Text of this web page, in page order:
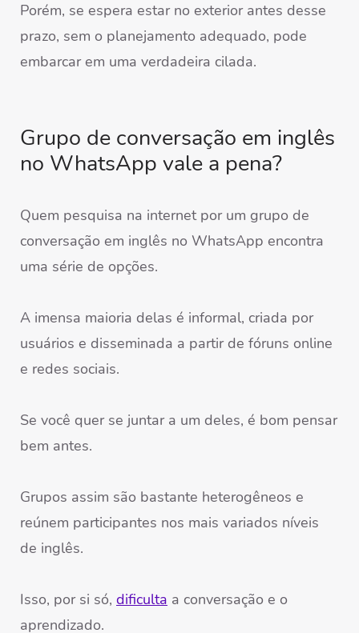
Porém, se espera estar no exterior antes desse
prazo, sem o planejamento adequado, pode
embarcar em uma verdadeira cilada.
Grupo de conversação em inglês
no WhatsApp vale a pena?
Quem pesquisa na internet por um grupo de
conversação em inglês no WhatsApp encontra
uma série de opções.
A imensa maioria delas é informal, criada por
usuários e disseminada a partir de fóruns online
e redes sociais.
Se você quer se juntar a um deles, é bom pensar
bem antes.
Grupos assim são bastante heterogêneos e
reúnem participantes nos mais variados níveis
de inglês.
Isso, por si só, dificulta a conversação e o
aprendizado.